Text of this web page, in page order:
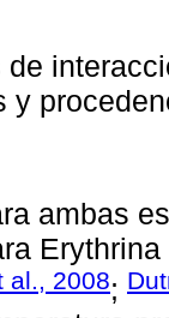
de
y
ambas
al., 2008;